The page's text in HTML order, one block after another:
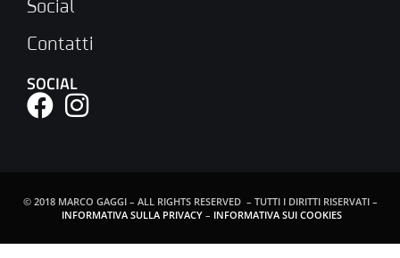
Social
Contatti
SOCIAL
© 2018 MARCO GAGGI – ALL RIGHTS RESERVED – TUTTI I DIRITTI RISERVATI –
INFORMATIVA SULLA PRIVACY– INFORMATIVA SUI COOKIES